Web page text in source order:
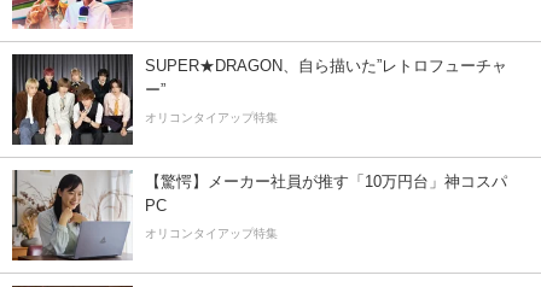
SUPER★DRAGON、自ら描いた”レトロフューチャ
ー”
オリコンタイアップ特集
【驚愕】メーカー社員が推す「10万円台」神コスパ
PC
オリコンタイアップ特集